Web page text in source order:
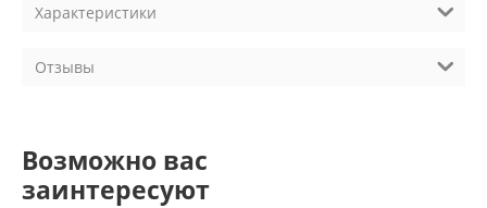
Характеристики
Отзывы
Возможно вас
заинтересуют